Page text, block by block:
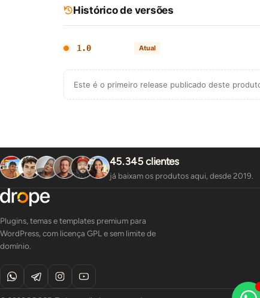
Histórico de versões
1.0 Atual
Este é o primeiro release publicado deste
45.345 clientes
já baixam os produtos aqui, desde 2019.
Plugins, temas e templates premium para
WordPress, com licença GPL e sem limite de
domínio.